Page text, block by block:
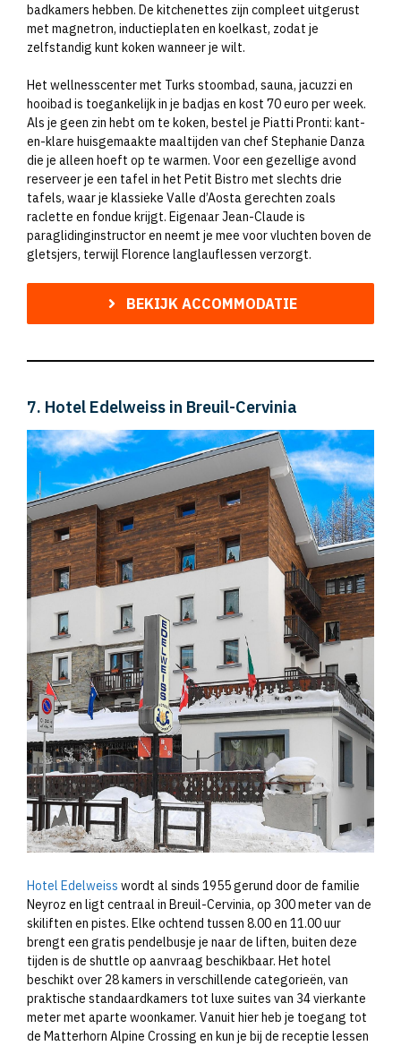
badkamers hebben. De kitchenettes zijn compleet uitgerust
met magnetron, inductieplaten en koelkast, zodat je
zelfstandig kunt koken wanneer je wilt.
Het wellnesscenter met Turks stoombad, sauna, jacuzzi en
hooibad is toegankelijk in je badjas en kost 70 euro per week.
Als je geen zin hebt om te koken, bestel je Piatti Pronti: kant-
en-klare huisgemaakte maaltijden van chef Stephanie Danza
die je alleen hoeft op te warmen. Voor een gezellige avond
reserveer je een tafel in het Petit Bistro met slechts drie
tafels, waar je klassieke Valle d’Aosta gerechten zoals
raclette en fondue krijgt. Eigenaar Jean-Claude is
paraglidinginstructor en neemt je mee voor vluchten boven de
gletsjers, terwijl Florence langlauflessen verzorgt.
BEKIJK ACCOMMODATIE
7. Hotel Edelweiss in Breuil-Cervinia
Hotel Edelweiss wordt al sinds 1955 gerund door de familie
Neyroz en ligt centraal in Breuil-Cervinia, op 300 meter van de
skiliften en pistes. Elke ochtend tussen 8.00 en 11.00 uur
brengt een gratis pendelbusje je naar de liften, buiten deze
tijden is de shuttle op aanvraag beschikbaar. Het hotel
beschikt over 28 kamers in verschillende categorieën, van
praktische standaardkamers tot luxe suites van 34 vierkante
meter met aparte woonkamer. Vanuit hier heb je toegang tot
de Matterhorn Alpine Crossing en kun je bij de receptie lessen